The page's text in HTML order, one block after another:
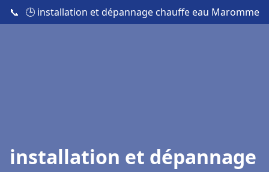
📞 🕒 installation et dépannage chauffe eau Maromme
installation et dépannage